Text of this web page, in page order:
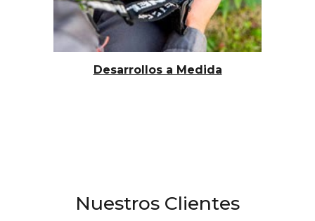
Desarrollos a Medida
Nuestros Clientes